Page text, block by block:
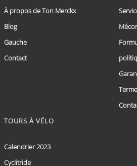
À propos de Ton Merckx
Blog
Gauche
Contact
TOURS À VÉLO
Calendrier 2023
Cyclitride